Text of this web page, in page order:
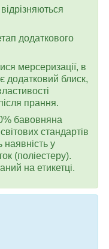
додаткового
мерсеризації, в
додатковий блиск,
прання.
бавовняна
стандартів
наявність у
(поліестеру).
на етикетці.